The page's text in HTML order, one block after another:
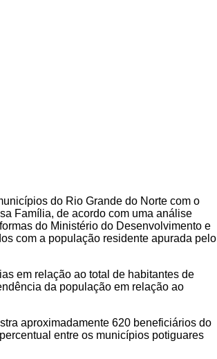
do Rio Grande do Norte com o
Família, de acordo com uma análise
do Ministério do Desenvolvimento e
com a população residente apurada pelo
em relação ao total de habitantes de
da população em relação ao
aproximadamente 620 beneficiários do
entre os municípios potiguares